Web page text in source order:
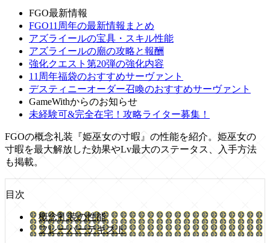
FGO最新情報
FGO11周年の最新情報まとめ
アズライールの宝具・スキル性能
アズライールの廟の攻略と報酬
強化クエスト第20弾の強化内容
11周年福袋のおすすめサーヴァント
デスティニーオーダー召喚のおすすめサーヴァント
GameWithからのお知らせ
未経験可&完全在宅！攻略ライター募集！
FGOの概念礼装『姫巫女の寸暇』の性能を紹介。姫巫女の
寸暇を最大解放した効果やLv最大のステータス、入手方法
も掲載。
目次
概念礼装の性能
フレーバーテキスト